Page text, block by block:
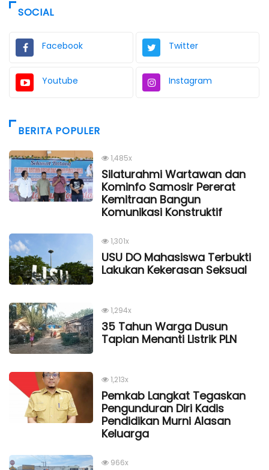
SOCIAL
Facebook Twitter
Youtube Instagram
BERITA POPULER
1,485x
Silaturahmi Wartawan dan
Kominfo Samosir Pererat
Kemitraan Bangun
Komunikasi Konstruktif
1,301x
USU DO Mahasiswa Terbukti
Lakukan Kekerasan Seksual
1,294x
35 Tahun Warga Dusun
Tapian Menanti Listrik PLN
1,213x
Pemkab Langkat Tegaskan
Pengunduran Diri Kadis
Pendidikan Murni Alasan
Keluarga
966x